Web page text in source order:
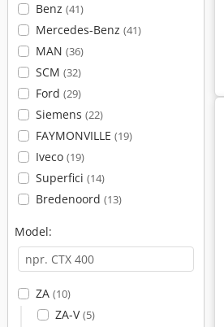
Benz (41)
Mercedes-Benz (41)
MAN (36)
SCM (32)
Ford (29)
Siemens (22)
FAYMONVILLE (19)
Iveco (19)
Superfici (14)
Bredenoord (13)
Model:
ZA (10)
ZA-V(5)